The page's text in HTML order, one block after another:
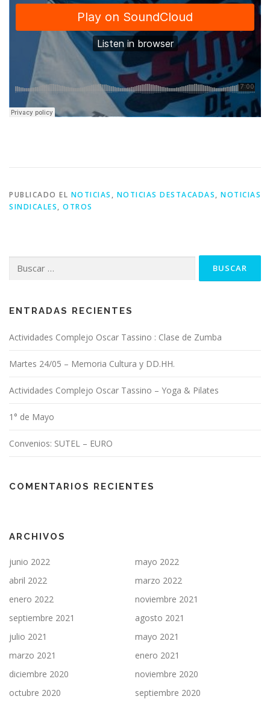
PUBLICADO EL NOTICIAS , NOTICIAS DESTACADAS, NOTICIAS
SINDICALES, OTROS
ENTRADAS RECIENTES
Actividades Complejo Oscar Tassino : Clase de Zumba
Martes 24/05 – Memoria Cultura y DD.HH.
Actividades Complejo Oscar Tassino – Yoga & Pilates
1° de Mayo
Convenios: SUTEL – EURO
COMENTARIOS RECIENTES
ARCHIVOS
junio 2022
mayo 2022
abril 2022
marzo 2022
enero 2022
noviembre 2021
septiembre 2021
agosto 2021
julio 2021
mayo 2021
marzo 2021
enero 2021
diciembre 2020
noviembre 2020
octubre 2020
septiembre 2020